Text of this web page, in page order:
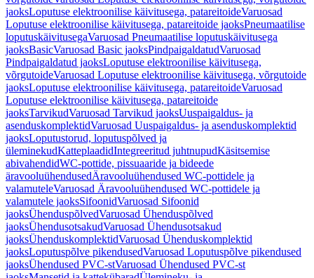
jaoksLoputuse elektroonilise käivitusega, patareitoideVaruosad
Loputuse elektroonilise käivitusega, patareitoide jaoksPneumaatilise
loputuskäivitusegaVaruosad Pneumaatilise loputuskäivitusega
jaoksBasicVaruosad Basic jaoksPindpaigaldatudVaruosad
Pindpaigaldatud jaoksLoputuse elektroonilise käivitusega,
võrgutoideVaruosad Loputuse elektroonilise käivitusega, võrgutoide
jaoksLoputuse elektroonilise käivitusega, patareitoideVaruosad
Loputuse elektroonilise käivitusega, patareitoide
jaoksTarvikudVaruosad Tarvikud jaoksUuspaigaldus- ja
asenduskomplektidVaruosad Uuspaigaldus- ja asenduskomplektid
jaoksLoputustorud, loputuspõlved ja
üleminekudKatteplaadidIntegreeritud juhtnupudKäsitsemise
abivahendidWC-pottide, pissuaaride ja bideede
äravooluühendusedÄravooluühendused WC-pottidele ja
valamuteleVaruosad Äravooluühendused WC-pottidele ja
valamutele jaoksSifoonidVaruosad Sifoonid
jaoksÜhenduspõlvedVaruosad Ühenduspõlved
jaoksÜhendusotsakudVaruosad Ühendusotsakud
jaoksÜhenduskomplektidVaruosad Ühenduskomplektid
jaoksLoputuspõlve pikendusedVaruosad Loputuspõlve pikendused
jaoksÜhendused PVC-stVaruosad Ühendused PVC-st